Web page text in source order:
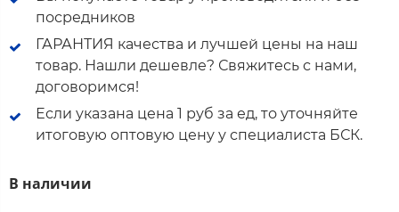
посредников
ГАРАНТИЯ качества и лучшей цены на наш
товар. Нашли дешевле? Свяжитесь с нами,
договоримся!
Если указана цена 1 руб за ед, то уточняйте
итоговую оптовую цену у специалиста БСК.
В наличии